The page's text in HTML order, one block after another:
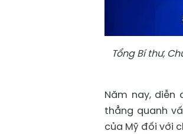
Tổng Bí thư,
Năm nay,
thẳng quanh
của Mỹ đối với